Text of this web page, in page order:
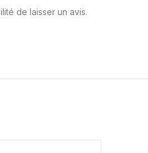
de laisser un avis.